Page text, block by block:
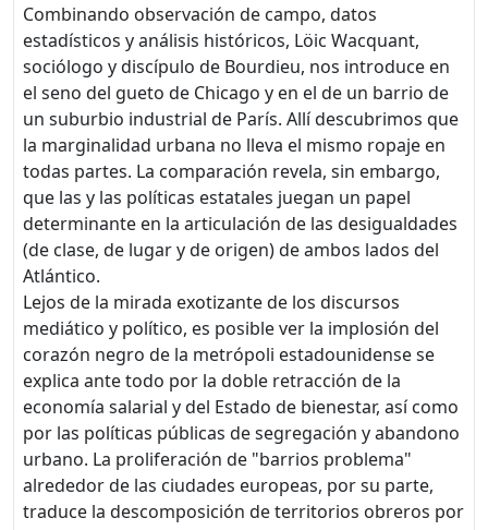
Combinando observación de campo, datos
estadísticos y análisis históricos, Löic Wacquant,
sociólogo y discípulo de Bourdieu, nos introduce en
el seno del gueto de Chicago y en el de un barrio de
un suburbio industrial de París. Allí descubrimos que
la marginalidad urbana no lleva el mismo ropaje en
todas partes. La comparación revela, sin embargo,
que las y las políticas estatales juegan un papel
determinante en la articulación de las desigualdades
(de clase, de lugar y de origen) de ambos lados del
Atlántico.
Lejos de la mirada exotizante de los discursos
mediático y político, es posible ver la implosión del
corazón negro de la metrópoli estadounidense se
explica ante todo por la doble retracción de la
economía salarial y del Estado de bienestar, así como
por las políticas públicas de segregación y abandono
urbano. La proliferación de "barrios problema"
alrededor de las ciudades europeas, por su parte,
traduce la descomposición de territorios obreros por